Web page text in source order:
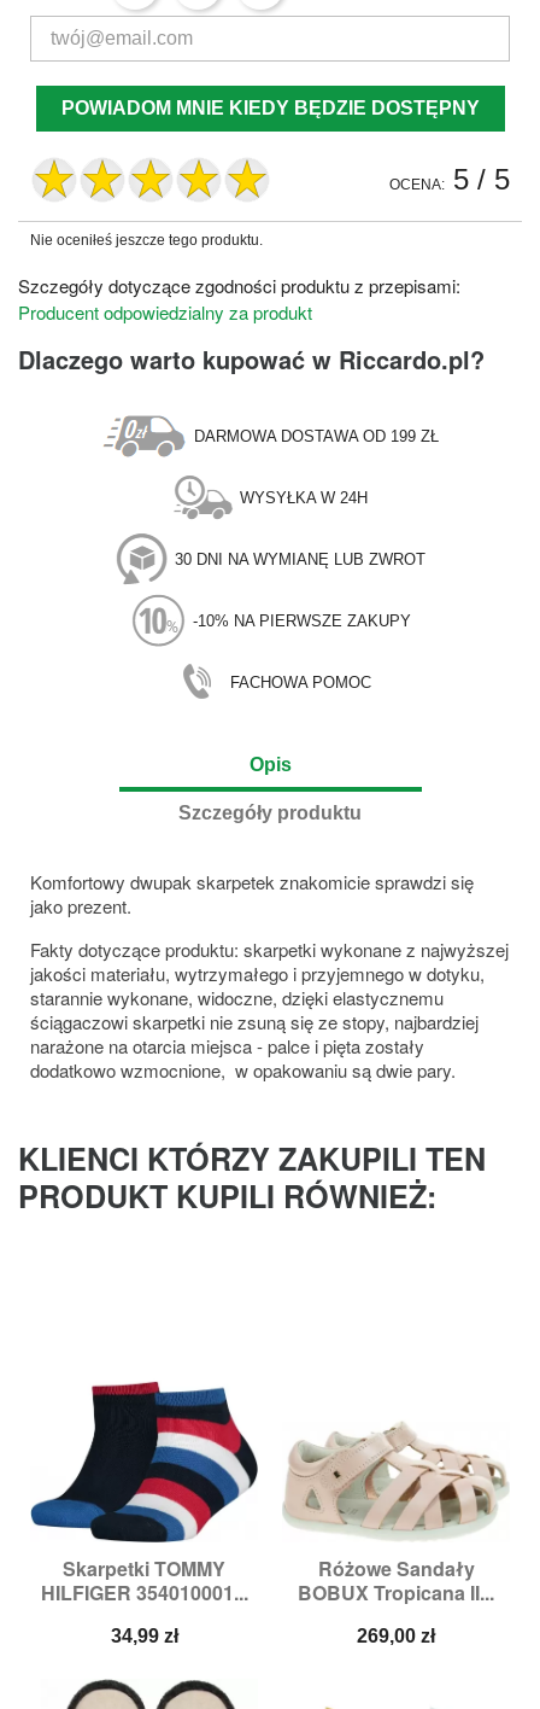
POWIADOM MNIE KIEDY BĘDZIE DOSTĘPNY
OCENA: 5 / 5
Nie oceniłeś jeszcze tego produktu.
Szczegóły dotyczące zgodności produktu z przepisami:
Producent odpowiedzialny za produkt
Dlaczego warto kupować w Riccardo.pl?
DARMOWA DOSTAWA OD 199 ZŁ
WYSYŁKA W 24H
30 DNI NA WYMIANĘ LUB ZWROT
-10% NA PIERWSZE ZAKUPY
FACHOWA POMOC
Opis
Szczegóły produktu
Komfortowy dwupak skarpetek znakomicie sprawdzi się
jako prezent.
Fakty dotyczące produktu: skarpetki wykonane z najwyższej
jakości materiału, wytrzymałego i przyjemnego w dotyku,
starannie wykonane, widoczne, dzięki elastycznemu
ściągaczowi skarpetki nie zsuną się ze stopy, najbardziej
narażone na otarcia miejsca - palce i pięta zostały
dodatkowo wzmocnione, w opakowaniu są dwie pary.
KLIENCI KTÓRZY ZAKUPILI TEN
PRODUKT KUPILI RÓWNIEŻ:
Skarpetki TOMMY
HILFIGER 354010001...
Cena
34,99 zł
Różowe Sandały
BOBUX Tropicana II...
Cena
269,00 zł